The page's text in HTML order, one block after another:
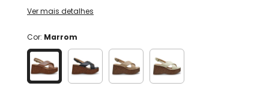
Ver mais detalhes
Cor: Marrom